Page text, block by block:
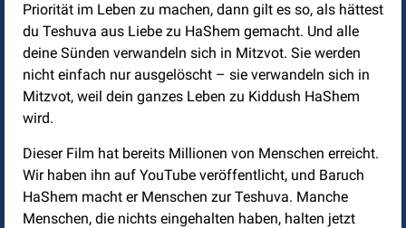
Priorität im Leben zu machen, dann gilt es so, als hättest
du Teshuva aus Liebe zu HaShem gemacht. Und alle
deine Sünden verwandeln sich in Mitzvot. Sie werden
nicht einfach nur ausgelöscht – sie verwandeln sich in
Mitzvot, weil dein ganzes Leben zu Kiddush HaShem
wird.
Dieser Film hat bereits Millionen von Menschen erreicht.
Wir haben ihn auf YouTube veröffentlicht, und Baruch
HaShem macht er Menschen zur Teshuva. Manche
Menschen, die nichts eingehalten haben, halten jetzt